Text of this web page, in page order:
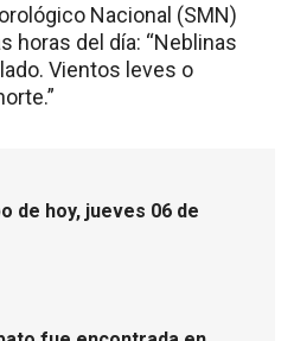
Nacional (SMN)
horas del día: “Neblinas
Vientos leves o
de hoy, jueves 06 de